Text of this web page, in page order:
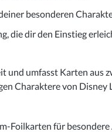
besonderen
die dir den Einstieg
und umfasst Karten aus
Charaktere von Disney
Foilkarten für besondere